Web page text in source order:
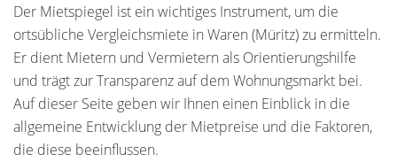
Der Mietspiegel ist ein wichtiges Instrument, um die
ortsübliche Vergleichsmiete in Waren (Müritz) zu ermitteln.
Er dient Mietern und Vermietern als Orientierungshilfe
und trägt zur Transparenz auf dem Wohnungsmarkt bei.
Auf dieser Seite geben wir Ihnen einen Einblick in die
allgemeine Entwicklung der Mietpreise und die Faktoren,
die diese beeinflussen.